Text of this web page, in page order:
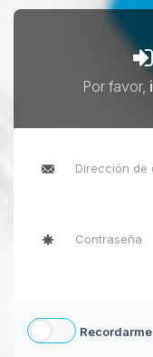
Por favor,
Recordarme